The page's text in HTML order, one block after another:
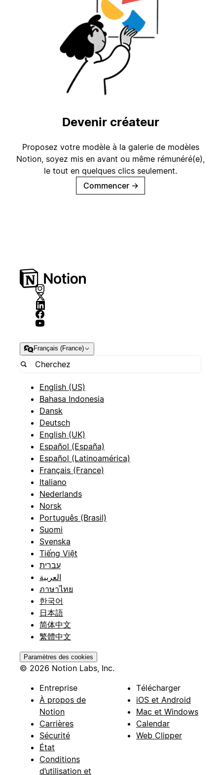
Devenir créateur
Proposez votre modèle à la galerie de modèles
Notion, soyez mis en avant ou même rémunéré(e),
le tout en quelques clics seulement.
Commencer →
Français (France)
English (US)
Bahasa Indonesia
Dansk
Deutsch
English (UK)
Español (España)
Español (Latinoamérica)
Français (France)
Italiano
Nederlands
Norsk
Português (Brasil)
Suomi
Svenska
Tiếng Việt
עברית
العربية
ภาษาไทย
한국어
日本語
简体中文
繁體中文
Paramètres des cookies
© 2026 Notion Labs, Inc.
Entreprise
À propos de
Notion
Carrières
Sécurité
État
Conditions
d’utilisation et
Télécharger
iOS et Android
Mac et Windows
Calendar
Web Clipper